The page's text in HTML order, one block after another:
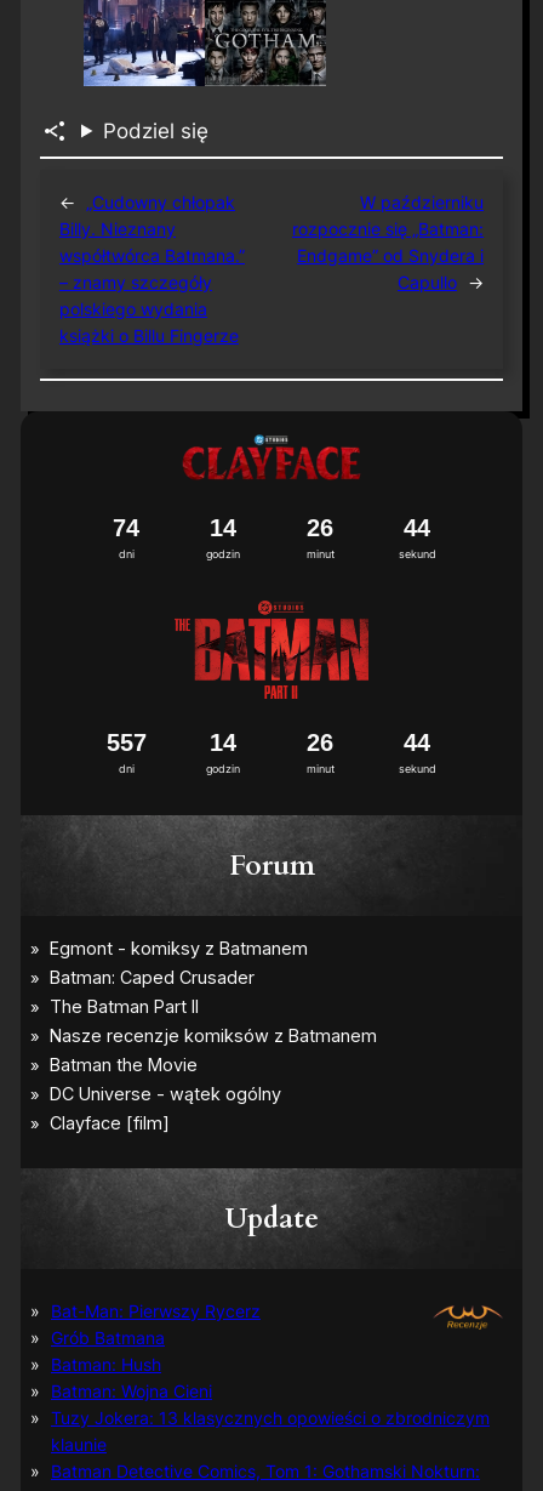
Podziel się
←
„Cudowny chłopak
Billy. Nieznany
współtwórca Batmana.”
– znamy szczegóły
polskiego wydania
książki o Billu Fingerze
W październiku
rozpocznie się „Batman:
Endgame” od Snydera i
Capullo →
dni
74
godzin
14
minut
26
sekund
43
4
dni
557
godzin
14
minut
26
sekund
43
4
Forum
Update
Bat-Man: Pierwszy Rycerz
Grób Batmana
Batman: Hush
Batman: Wojna Cieni
Tuzy Jokera: 13 klasycznych opowieści o zbrodniczym
klaunie
Batman Detective Comics, Tom 1: Gothamski Nokturn: